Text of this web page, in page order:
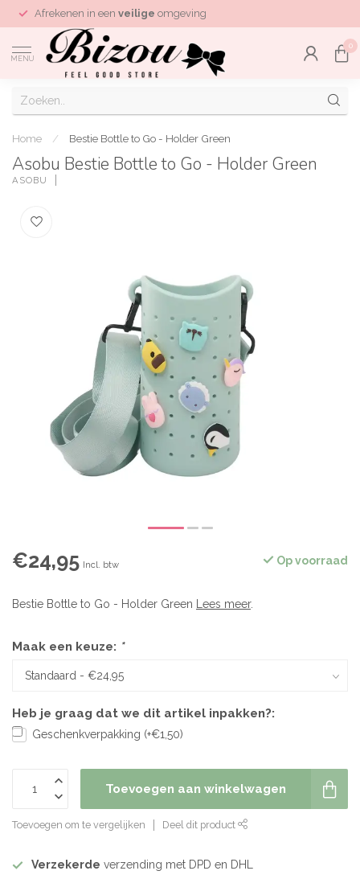
Afrekenen in een veilige omgeving
MENU
0
Home / Bestie Bottle to Go - Holder Green
Asobu Bestie Bottle to Go - Holder Green
ASOBU
€24,95 Incl. btw Op voorraad
Bestie Bottle to Go - Holder Green Lees meer.
Maak een keuze: *
Heb je graag dat we dit artikel inpakken?:
Geschenkverpakking (+€1,50)
Toevoegen aan winkelwagen
Toevoegen om te vergelijken Deel dit product
Verzekerde verzending met DPD en DHL